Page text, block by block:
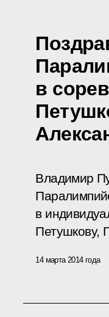
в
Владимир
в
Петушкову,
14 марта 2014 года